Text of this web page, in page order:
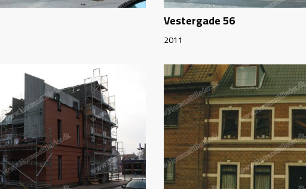
Vestergade 56
2011